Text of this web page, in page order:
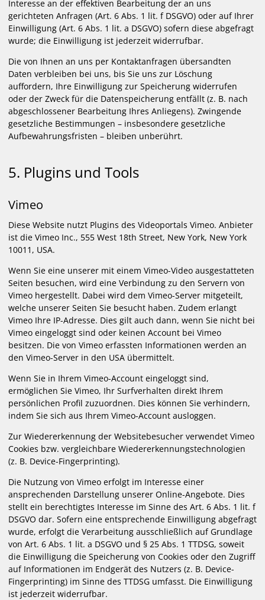
Interesse an der effektiven Bearbeitung der an uns
gerichteten Anfragen (Art. 6 Abs. 1 lit. f DSGVO) oder auf Ihrer
Einwilligung (Art. 6 Abs. 1 lit. a DSGVO) sofern diese abgefragt
wurde; die Einwilligung ist jederzeit widerrufbar.
Die von Ihnen an uns per Kontaktanfragen übersandten
Daten verbleiben bei uns, bis Sie uns zur Löschung
auffordern, Ihre Einwilligung zur Speicherung widerrufen
oder der Zweck für die Datenspeicherung entfällt (z. B. nach
abgeschlossener Bearbeitung Ihres Anliegens). Zwingende
gesetzliche Bestimmungen – insbesondere gesetzliche
Aufbewahrungsfristen – bleiben unberührt.
5. Plugins und Tools
Vimeo
Diese Website nutzt Plugins des Videoportals Vimeo. Anbieter
ist die Vimeo Inc., 555 West 18th Street, New York, New York
10011, USA.
Wenn Sie eine unserer mit einem Vimeo-Video ausgestatteten
Seiten besuchen, wird eine Verbindung zu den Servern von
Vimeo hergestellt. Dabei wird dem Vimeo-Server mitgeteilt,
welche unserer Seiten Sie besucht haben. Zudem erlangt
Vimeo Ihre IP-Adresse. Dies gilt auch dann, wenn Sie nicht bei
Vimeo eingeloggt sind oder keinen Account bei Vimeo
besitzen. Die von Vimeo erfassten Informationen werden an
den Vimeo-Server in den USA übermittelt.
Wenn Sie in Ihrem Vimeo-Account eingeloggt sind,
ermöglichen Sie Vimeo, Ihr Surfverhalten direkt Ihrem
persönlichen Profil zuzuordnen. Dies können Sie verhindern,
indem Sie sich aus Ihrem Vimeo-Account ausloggen.
Zur Wiedererkennung der Websitebesucher verwendet Vimeo
Cookies bzw. vergleichbare Wiedererkennungstechnologien
(z. B. Device-Fingerprinting).
Die Nutzung von Vimeo erfolgt im Interesse einer
ansprechenden Darstellung unserer Online-Angebote. Dies
stellt ein berechtigtes Interesse im Sinne des Art. 6 Abs. 1 lit. f
DSGVO dar. Sofern eine entsprechende Einwilligung abgefragt
wurde, erfolgt die Verarbeitung ausschließlich auf Grundlage
von Art. 6 Abs. 1 lit. a DSGVO und § 25 Abs. 1 TTDSG, soweit
die Einwilligung die Speicherung von Cookies oder den Zugriff
auf Informationen im Endgerät des Nutzers (z. B. Device-
Fingerprinting) im Sinne des TTDSG umfasst. Die Einwilligung
ist jederzeit widerrufbar.